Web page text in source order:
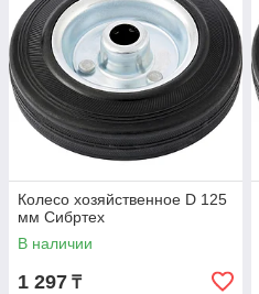
Колесо хозяйственное D 125
мм Сибртех
В наличии
1 297 ₸